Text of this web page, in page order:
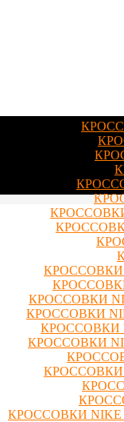
КРОССОВКИ
КРОССОВКИ
КРОССОВКИ
КРОССОВКИ
КРОССОВКИ
КРОССОВКИ
КРОССОВКИ
КРОССОВКИ NIKE